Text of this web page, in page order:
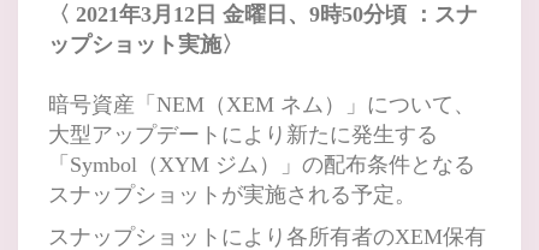
〈 2021年3月12日 金曜日、9時50分頃 ：スナ
ップショット実施〉
暗号資産「NEM（XEM ネム）」について、
大型アップデートにより新たに発生する
「Symbol（XYM ジム）
」 の配布条件となる
スナップショットが実施される予定。
スナップショットにより各所有者のXEM保有